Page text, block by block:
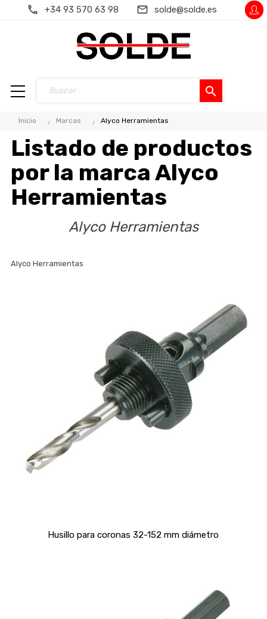
+34 93 570 63 98 solde@solde.es
search
Inicio Marcas Alyco Herramientas
Listado de productos
por la marca Alyco
Herramientas
Alyco Herramientas
Alyco Herramientas
Husillo para coronas 32-152 mm diámetro